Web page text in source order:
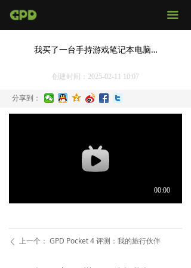
끀
官网首页
媒体报导
我买了一台手持游戏笔记本电脑…
ꄴ 上一个： GPD Pocket 4 评测：我的旅行伙伴
分享到：
创建时间： 2025-02-11 10:07